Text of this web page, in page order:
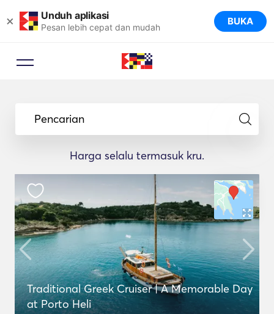
× Unduh aplikasi
Pesan lebih cepat dan mudah BUKA
Pencarian
Harga selalu termasuk kru.
Traditional Greek Cruiser | A Memorable Day
at Porto Heli